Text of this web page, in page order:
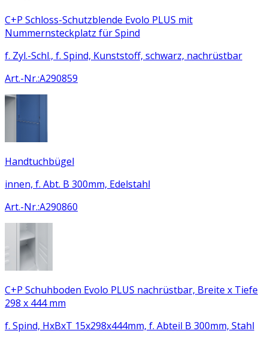
C+P Schloss-Schutzblende Evolo PLUS mit
Nummernsteckplatz für Spind
f. Zyl.-Schl., f. Spind, Kunststoff, schwarz, nachrüstbar
Art.-Nr.:A290859
Handtuchbügel
innen, f. Abt. B 300mm, Edelstahl
Art.-Nr.:A290860
C+P Schuhboden Evolo PLUS nachrüstbar, Breite x Tiefe
298 x 444 mm
f. Spind, HxBxT 15x298x444mm, f. Abteil B 300mm, Stahl